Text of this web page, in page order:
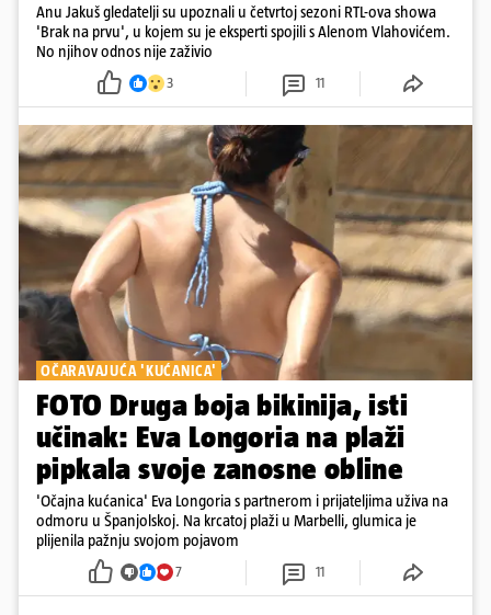
Anu Jakuš gledatelji su upoznali u četvrtoj sezoni RTL-ova showa
'Brak na prvu', u kojem su je eksperti spojili s Alenom Vlahovićem.
No njihov odnos nije zaživio
3 11
OČARAVAJUĆA 'KUĆANICA'
FOTO Druga boja bikinija, isti
učinak: Eva Longoria na plaži
pipkala svoje zanosne obline
'Očajna kućanica' Eva Longoria s partnerom i prijateljima uživa na
odmoru u Španjolskoj. Na krcatoj plaži u Marbelli, glumica je
plijenila pažnju svojom pojavom
7 11